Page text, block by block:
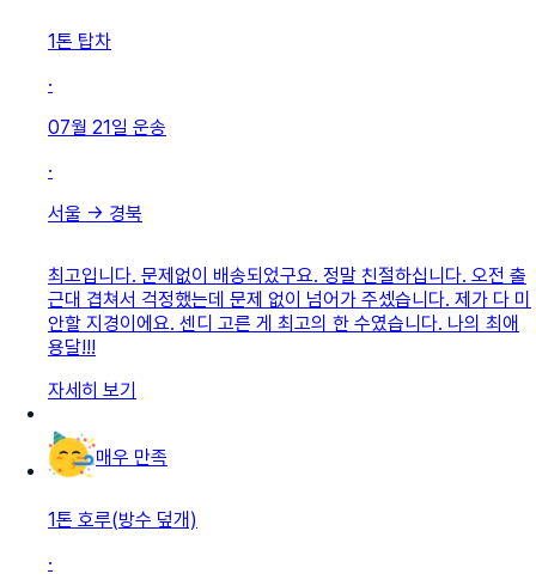
1톤 탑차
·
07월 21일 운송
·
서울 → 경북
최고입니다. 문제없이 배송되었구요. 정말 친절하십니다. 오전 출
근대 겹쳐서 걱정했는데 문제 없이 넘어가 주셌습니다. 제가 다 미
안할 지경이에요. 센디 고른 게 최고의 한 수였습니다. 나의 최애
용달!!!
자세히 보기
매우 만족
1톤 호루(방수 덮개)
·